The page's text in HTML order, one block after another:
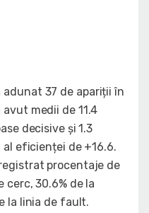
37 de apariții în
medii de 11.4
decisive și 1.3
eficienței de +16.6.
procentaje de
30.6% de la
la linia de fault.